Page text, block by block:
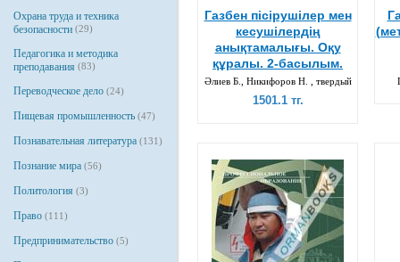
Охрана труда и техника
безопасности (29)
Педагогика и методика
преподавания (83)
Переводческое дело (24)
Пищевая промышленность (47)
Познавательная литература (131)
Познание мира (56)
Политология (3)
Право (111)
Предпринимательство (5)
Газбен пісірушілер мен
кесушілердің
анықтамалығы. Оқу
құралы. 2-басылым.
Әлиев Б., Никифоров Н. , твердый
1501.1 тг.